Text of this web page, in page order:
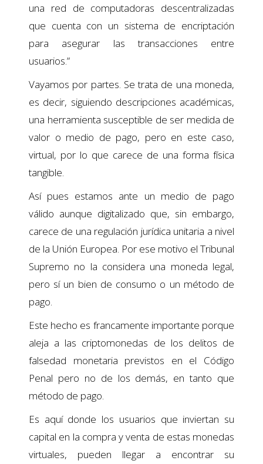
una red de computadoras descentralizadas
que cuenta con un sistema de encriptación
para asegurar las transacciones entre
usuarios.”
Vayamos por partes. Se trata de una moneda,
es decir, siguiendo descripciones académicas,
una herramienta susceptible de ser medida de
valor o medio de pago, pero en este caso,
virtual, por lo que carece de una forma física
tangible.
Así pues estamos ante un medio de pago
válido aunque digitalizado que, sin embargo,
carece de una regulación jurídica unitaria a nivel
de la Unión Europea. Por ese motivo el Tribunal
Supremo no la considera una moneda legal,
pero sí un bien de consumo o un método de
pago.
Este hecho es francamente importante porque
aleja a las criptomonedas de los delitos de
falsedad monetaria previstos en el Código
Penal pero no de los demás, en tanto que
método de pago.
Es aquí donde los usuarios que inviertan su
capital en la compra y venta de estas monedas
virtuales, pueden llegar a encontrar su